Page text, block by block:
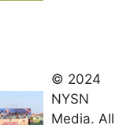
umum
Kejurnas
Panahan
© 2024
NYSN
Media. All